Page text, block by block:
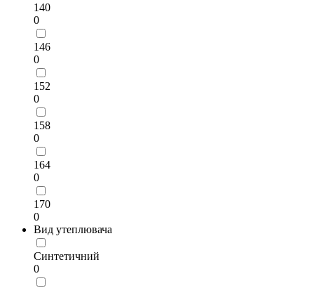
140
0
146
0
152
0
158
0
164
0
170
0
Вид утеплювача
Синтетичний
0